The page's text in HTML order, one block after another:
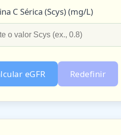
C Sérica (Scys) (mg/L)
eGFR Redefinir